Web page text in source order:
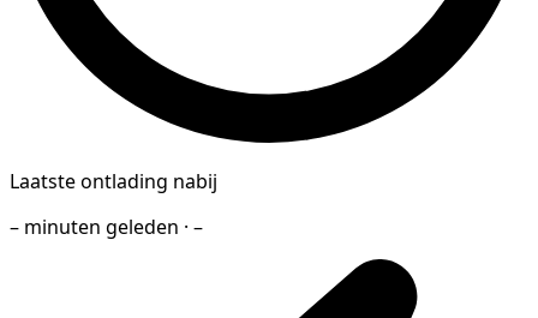
Laatste ontlading nabij
– minuten geleden · –